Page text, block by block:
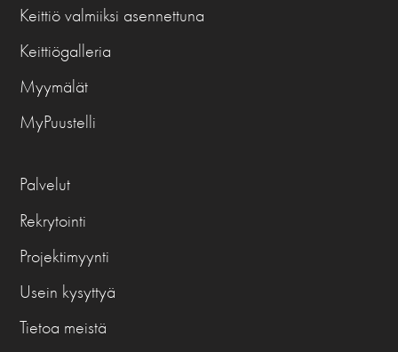
Keittiö valmiiksi asennettuna
Keittiögalleria
Myymälät
MyPuustelli
Palvelut
Rekrytointi
Projektimyynti
Usein kysyttyä
Tietoa meistä